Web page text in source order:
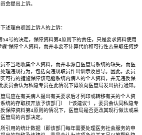
会提出上诉。
述理由驳回上诉人的上诉：
号的决定，保障资料第4原则下的责任，只是要求资料使用
骤”保障个人资料，而并非要不计算代价和可行性去采取任何步
不当地收集个人资料，而并非源自医管局系统的缺失，而医
理违规行为，包括向违规职员作出训示及督导。因此，委员
可行的措施保障该电脑系统内病人的个人资料，并无违反保
委员会认为私隐专员在此情况下毋须向医管局发出执行通知。
局应在有关病人提出有关要求后才列印或转移有关的个人资
统的存取权开放予该部门）（“该建议”），委员会认同私隐专
保障资料第4原则的情况下，医管局是否更改其现行做法或采
管局的内部决定。
引用的统计数据（即该部门每年需要处理医务社会服务的申